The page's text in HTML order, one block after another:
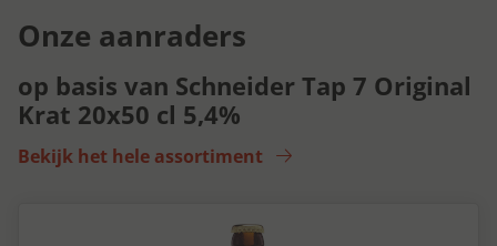
Onze aanraders
op basis van Schneider Tap 7 Original
Krat 20x50 cl 5,4%
Bekijk het hele assortiment